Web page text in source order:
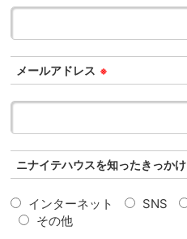
メールアドレス ※
ニナイテハウスを知ったきっかけ
インターネット SNS
その他